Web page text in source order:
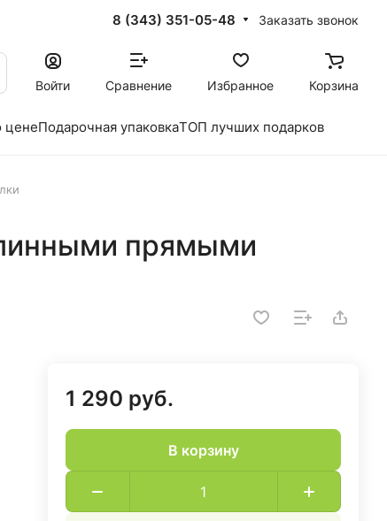
8 (343) 351-05-48 Заказать звонок
Войти Сравнение Избранное Корзина
ценеПодарочная упаковкаТОП лучших подарков
прямыми
1 290 руб.
В корзину